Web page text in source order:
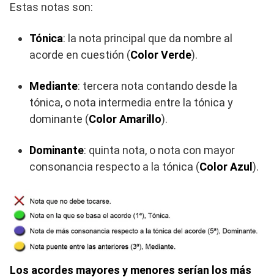
Estas notas son:
Tónica: la nota principal que da nombre al
acorde en cuestión (Color Verde).
Mediante: tercera nota contando desde la
tónica, o nota intermedia entre la tónica y
dominante (Color Amarillo).
Dominante: quinta nota, o nota con mayor
consonancia respecto a la tónica (Color Azul ).
Los acordes mayores y menores serían los más